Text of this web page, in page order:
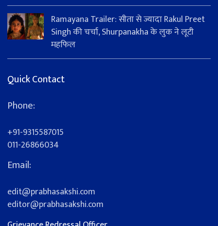
Ramayana Trailer: सीता से ज्यादा Rakul Preet
Singh की चर्चा, Shurpanakha के लुक ने लूटी
महफिल
Quick Contact
Phone:
+91-9315587015
011-26866034
Email:
edit@prabhasakshi.com
editor@prabhasakshi.com